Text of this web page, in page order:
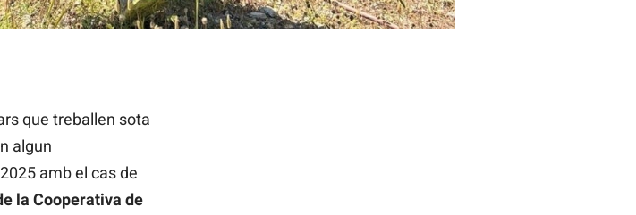
que treballen sota
algun
amb el cas de
la Cooperativa de